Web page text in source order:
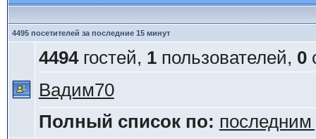
4495 посетителей за последние 15 минут
4494гостей, 1пользователей, 0
Вадим70
Полный список по: